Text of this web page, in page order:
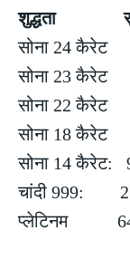
शुद्धता
सोना 24 कैरेट
सोना 23 कैरेट
सोना 22 कैरेट
सोना 18 कैरेट
सोना 14 कैरेट:
चांदी 999:
प्लेटिनम